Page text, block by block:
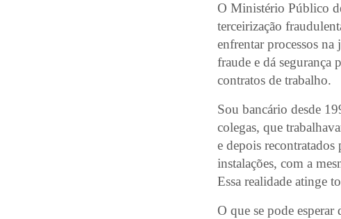
O Ministério Público
terceirização
enfrentar processos
fraude e dá segurança
contratos de trabalho.
Sou bancário desde
colegas, que
e depois recontratados
instalações, com a
Essa realidade atinge
O que se pode esperar